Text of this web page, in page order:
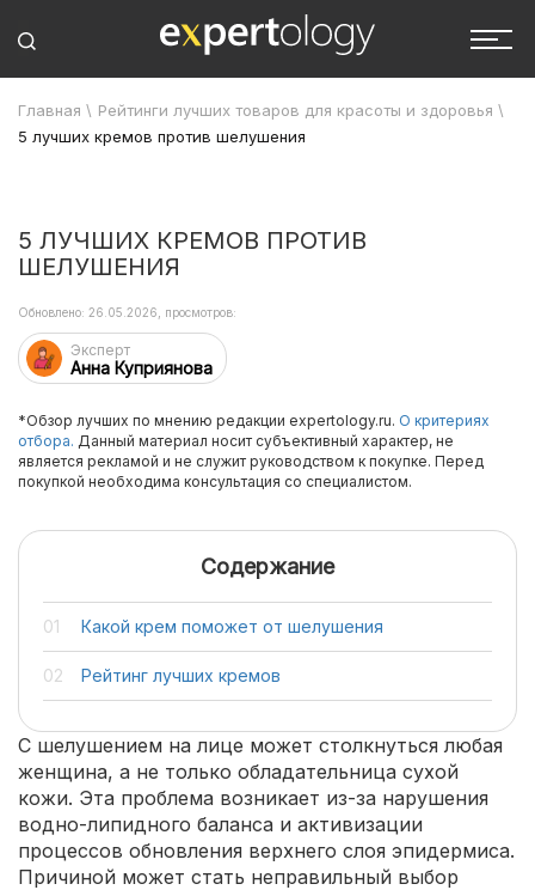
Главная \ Рейтинги лучших товаров для красоты и здоровья \
5 лучших кремов против шелушения
5 ЛУЧШИХ КРЕМОВ ПРОТИВ
ШЕЛУШЕНИЯ
Эксперт
Анна Куприянова
Обновлено: 26.05.2026, просмотров:
*Обзор лучших по мнению редакции expertology.ru. О критериях
отбора. Данный материал носит субъективный характер, не
является рекламой и не служит руководством к покупке. Перед
покупкой необходима консультация со специалистом.
Содержание
Какой крем поможет от шелушения
Рейтинг лучших кремов
С шелушением на лице может столкнуться любая
женщина, а не только обладательница сухой
кожи. Эта проблема возникает из-за нарушения
водно-липидного баланса и активизации
процессов обновления верхнего слоя эпидермиса.
Причиной может стать неправильный выбор